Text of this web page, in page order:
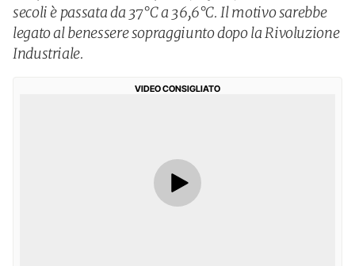
secoli è passata da 37°C a 36,6°C. Il motivo sarebbe
legato al benessere sopraggiunto dopo la Rivoluzione
Industriale.
VIDEO CONSIGLIATO